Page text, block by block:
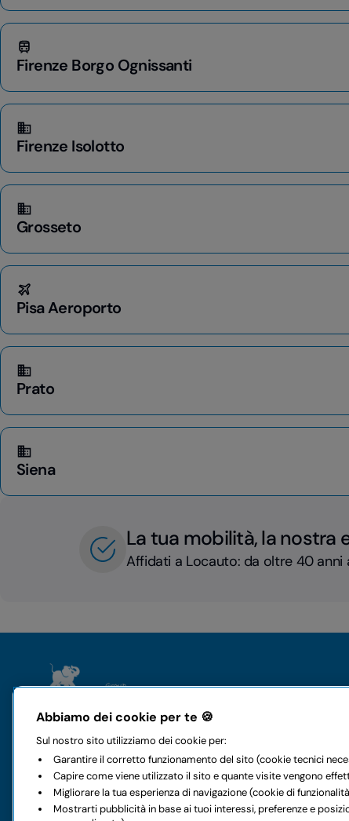
Firenze Borgo Ognissanti
Firenze Isolotto
Grosseto
Pisa Aeroporto
Prato
Siena
La tua mobilità, la nostra
Affidati a Locauto: da oltre 40 anni
Il gruppo
Chi siamo
Storia e valori
Mobilità a 360 gradi
Sostenibilità
Codice etico
Accessibilità digitale
Furgoni
Noleggio a
Noleggio
I nostri uffici
Offerte auto
Abbiamo dei cookie per te 🍪
Sul nostro sito utilizziamo dei cookie per:
Garantire il corretto funzionamento del sito (cookie tecnici
Capire come viene utilizzato il sito e quante visite vengono
Migliorare la tua esperienza di navigazione (cookie di
Mostrarti pubblicità in base ai tuoi interessi, preferenze e